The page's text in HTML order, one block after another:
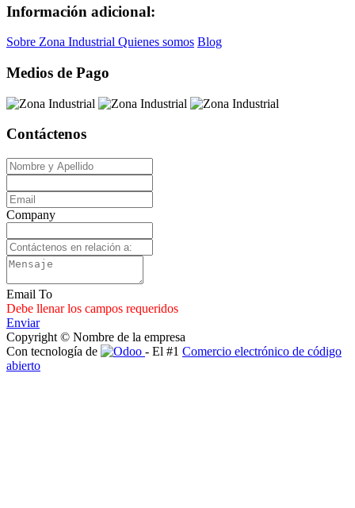
Información adicional:
Sobre Zona Industrial Quienes somos Blog
Medios de Pago
Contáctenos
Company
Email To
Debe llenar los campos requeridos
Enviar
Copyright © Nombre de la empresa
Con tecnología de
- El #1 Comercio electrónico de código
abierto